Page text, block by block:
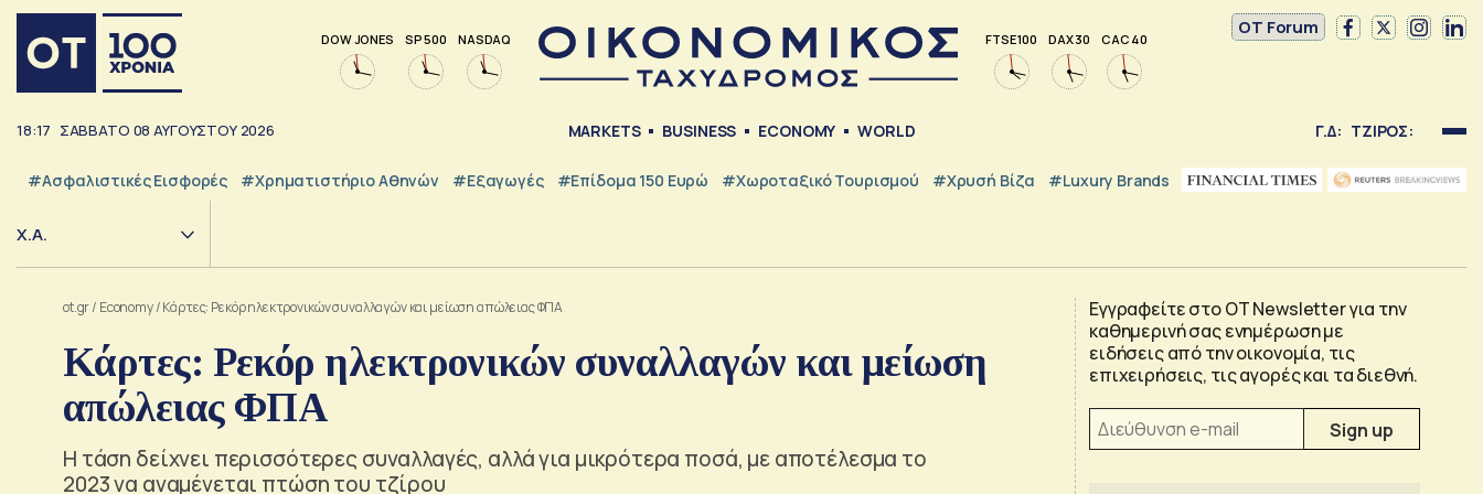
DOW JONES SP 500 NASDAQ FTSE 100 DAX 30 CAC 40
OT Forum
18:17 ΣΑΒΒΑΤΟ 08 ΑΥΓΟΥΣΤΟΥ 2026 MARKETS BUSINESS ECONOMY WORLD Γ.Δ: ΤΖΙΡΟΣ:
#Ασφαλιστικές Εισφορές #Χρηματιστήριο Αθηνών #εξαγωγές #Επίδομα 150 Ευρώ #Χωροταξικό Τουρισμού #Χρυσή Βίζα #luxury Brands
Χ.Α.
ot.gr/ Economy/Κάρτες: Ρεκόρ ηλεκτρονικών συναλλαγών και μείωση απώλειας ΦΠΑ
Κάρτες: Ρεκόρ ηλεκτρονικών συναλλαγών και μείωση
απώλειας ΦΠΑ
Η τάση δείχνει περισσότερες συναλλαγές, αλλά για μικρότερα ποσά, με αποτέλεσμα το
2023 να αναμένεται πτώση του τζίρου
Εγγραφείτε στο OT Newsletter για την
καθημερινή σας ενημέρωση με
ειδήσεις από την οικονομία, τις
επιχειρήσεις, τις αγορές και τα διεθνή.